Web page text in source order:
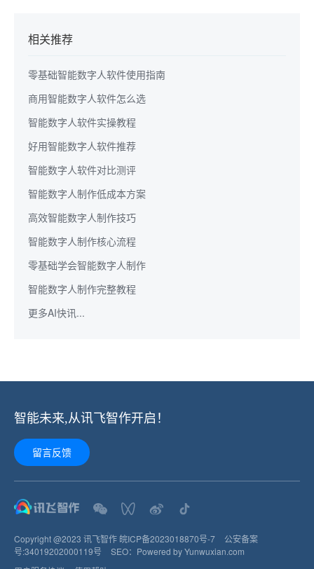
相关推荐
零基础智能数字人软件使用指南
商用智能数字人软件怎么选
智能数字人软件实操教程
好用智能数字人软件推荐
智能数字人软件对比测评
智能数字人制作低成本方案
高效智能数字人制作技巧
智能数字人制作核心流程
零基础学会智能数字人制作
智能数字人制作完整教程
更多AI快讯...
智能未来,从讯飞智作开启！
留言反馈
Copyright @2023 讯飞智作 皖ICP备2023018870号-7
公安备案
号:34019202000119号 SEO： Powered by Yunwuxian.com